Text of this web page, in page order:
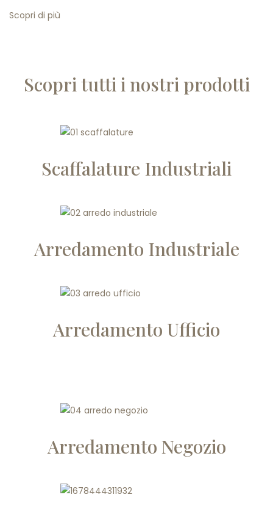
Scopri di più
Scopri tutti i nostri prodotti
Scaffalature Industriali
Arredamento Industriale
Arredamento Ufficio
Arredamento Negozio